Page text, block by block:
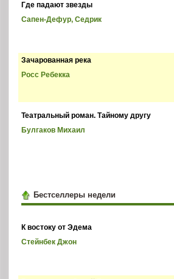
Где падают звезды
Сапен-Дефур, Седрик
Зачарованная река
Росс Ребекка
Театральный роман. Тайному другу
Булгаков Михаил
Бестселлеры недели
К востоку от Эдема
Стейнбек Джон